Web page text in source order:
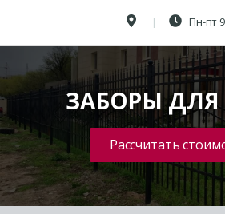
Пн-пт
ЗАБОРЫ
Рассчитать